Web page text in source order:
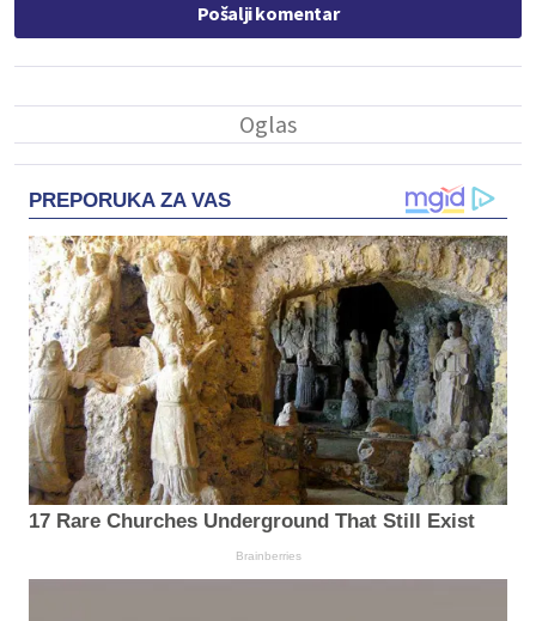
Pošalji komentar
PREPORUKA ZA VAS
17 Rare Churches Underground That Still Exist
Brainberries